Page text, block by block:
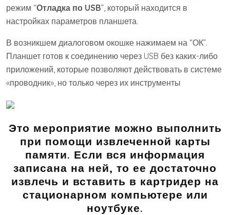
режим “Отладка по USB”, который находится в
настройках параметров планшета.
В возникшем диалоговом окошке нажимаем на “ОК”.
Планшет готов к соединению через USB без каких-либо
приложений, которые позволяют действовать в системе
«проводник», но только через их инструменты
Это мероприятие можно выполнить
при помощи извлеченной карты
памяти. Если вся информация
записана на ней, то ее достаточно
извлечь и вставить в картридер на
стационарном компьютере или
ноутбуке.